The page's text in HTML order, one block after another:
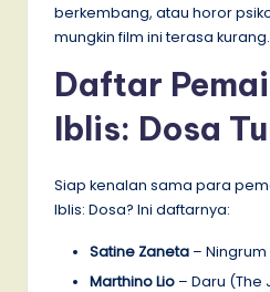
berkembang, atau horor
mungkin film ini terasa kurang.
Daftar
Iblis: Dosa
Siap kenalan sama para
Iblis: Dosa? Ini daftarnya:
Satine Zaneta –
Marthino Lio – Daru (The